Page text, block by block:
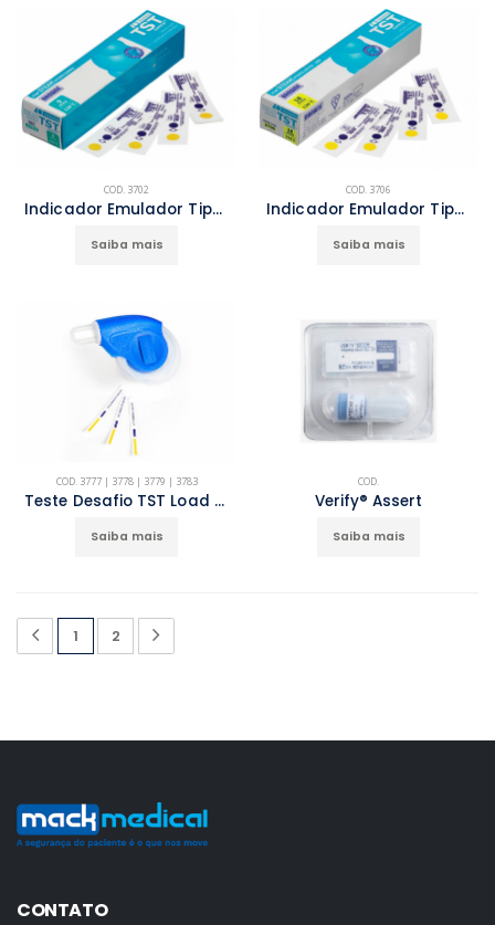
COD. 3702
Indicador Emulador Tipo 6 (134ºC 9 min /121ºC 25 min)
Saiba mais
COD. 3706
Indicador Emulador Tipo 6 (134ºC 18 min /121ºC 50 min) - Prion
Saiba mais
COD. 3777 | 3778 | 3779 | 3783
Teste Desafio TST Load Check
Saiba mais
COD.
Verify® Assert
Saiba mais
1 2
CONTATO